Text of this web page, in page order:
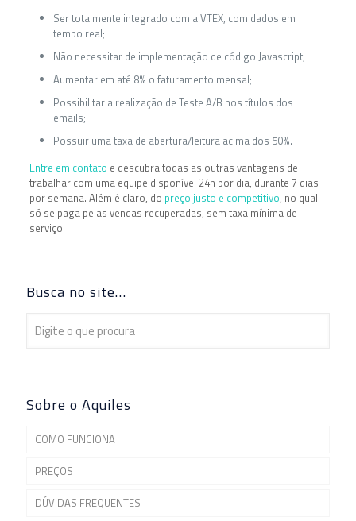
Ser totalmente integrado com a VTEX, com dados em
tempo real;
Não necessitar de implementação de código Javascript;
Aumentar em até 8% o faturamento mensal;
Possibilitar a realização de Teste A/B nos títulos dos
emails;
Possuir uma taxa de abertura/leitura acima dos 50%.
Entre em contato e descubra todas as outras vantagens de
trabalhar com uma equipe disponível 24h por dia, durante 7 dias
por semana. Além é claro, do preço justo e competitivo, no qual
só se paga pelas vendas recuperadas, sem taxa mínima de
serviço.
Busca no site…
Sobre o Aquiles
COMO FUNCIONA
PREÇOS
DÚVIDAS FREQUENTES